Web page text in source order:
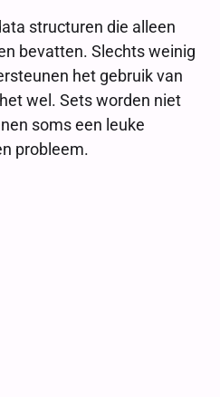
structuren die alleen
bevatten. Slechts weinig
het gebruik van
wel. Sets worden niet
soms een leuke
probleem.